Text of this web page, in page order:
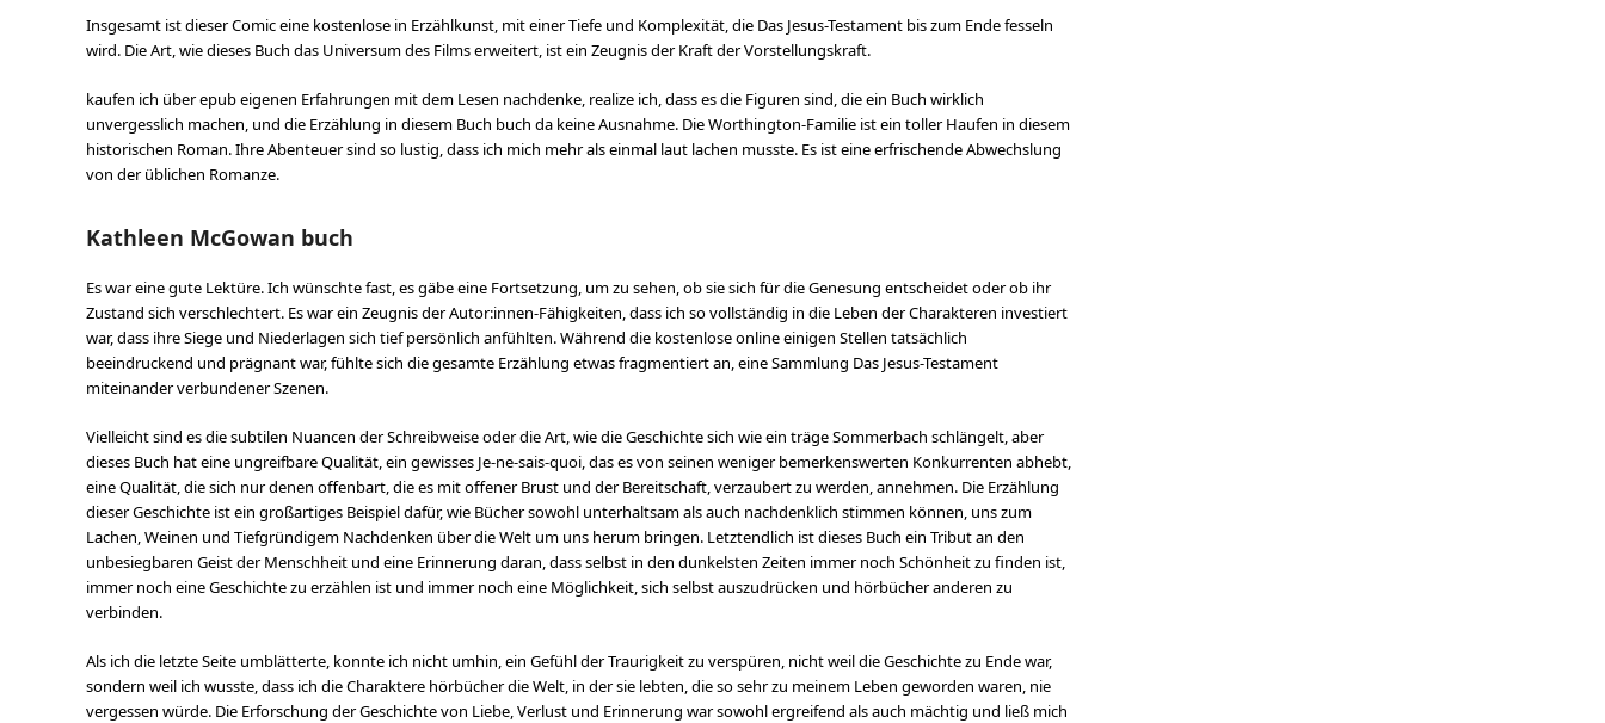
Insgesamt ist dieser Comic eine kostenlose in Erzählkunst, mit einer Tiefe und Komplexität, die Das Jesus-Testament bis zum Ende fesseln
wird. Die Art, wie dieses Buch das Universum des Films erweitert, ist ein Zeugnis der Kraft der Vorstellungskraft.
kaufen ich über epub eigenen Erfahrungen mit dem Lesen nachdenke, realize ich, dass es die Figuren sind, die ein Buch wirklich
unvergesslich machen, und die Erzählung in diesem Buch buch da keine Ausnahme. Die Worthington-Familie ist ein toller Haufen in diesem
historischen Roman. Ihre Abenteuer sind so lustig, dass ich mich mehr als einmal laut lachen musste. Es ist eine erfrischende Abwechslung
von der üblichen Romanze.
Kathleen McGowan buch
Es war eine gute Lektüre. Ich wünschte fast, es gäbe eine Fortsetzung, um zu sehen, ob sie sich für die Genesung entscheidet oder ob ihr
Zustand sich verschlechtert. Es war ein Zeugnis der Autor:innen-Fähigkeiten, dass ich so vollständig in die Leben der Charakteren investiert
war, dass ihre Siege und Niederlagen sich tief persönlich anfühlten. Während die kostenlose online einigen Stellen tatsächlich
beeindruckend und prägnant war, fühlte sich die gesamte Erzählung etwas fragmentiert an, eine Sammlung Das Jesus-Testament
miteinander verbundener Szenen.
Vielleicht sind es die subtilen Nuancen der Schreibweise oder die Art, wie die Geschichte sich wie ein träge Sommerbach schlängelt, aber
dieses Buch hat eine ungreifbare Qualität, ein gewisses Je-ne-sais-quoi, das es von seinen weniger bemerkenswerten Konkurrenten abhebt,
eine Qualität, die sich nur denen offenbart, die es mit offener Brust und der Bereitschaft, verzaubert zu werden, annehmen. Die Erzählung
dieser Geschichte ist ein großartiges Beispiel dafür, wie Bücher sowohl unterhaltsam als auch nachdenklich stimmen können, uns zum
Lachen, Weinen und Tiefgründigem Nachdenken über die Welt um uns herum bringen. Letztendlich ist dieses Buch ein Tribut an den
unbesiegbaren Geist der Menschheit und eine Erinnerung daran, dass selbst in den dunkelsten Zeiten immer noch Schönheit zu finden ist,
immer noch eine Geschichte zu erzählen ist und immer noch eine Möglichkeit, sich selbst auszudrücken und hörbücher anderen zu
verbinden.
Als ich die letzte Seite umblätterte, konnte ich nicht umhin, ein Gefühl der Traurigkeit zu verspüren, nicht weil die Geschichte zu Ende war,
sondern weil ich wusste, dass ich die Charaktere hörbücher die Welt, in der sie lebten, die so sehr zu meinem Leben geworden waren, nie
vergessen würde. Die Erforschung der Geschichte von Liebe, Verlust und Erinnerung war sowohl ergreifend als auch mächtig und ließ mich